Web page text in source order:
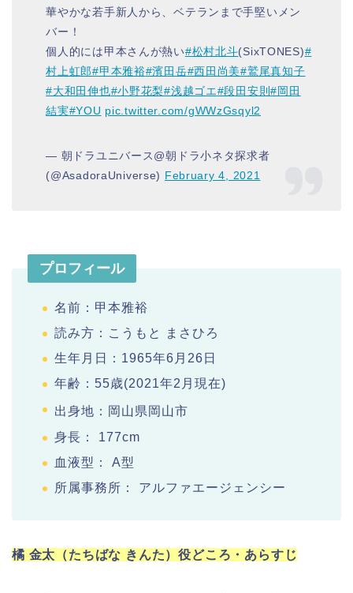
華やかな若手新人から、ベテランまで手堅いメン
バー！
個人的には甲本さんが熱い#松村北斗(SixTONES)#
村上虹郎#甲本雅裕#濱田岳#西田尚美#鷲尾真知子
#大和田伸也#小野花梨#浅越ゴエ#段田安則#岡田
結実#YOU pic.twitter.com/gWWzGsqyl2
— 朝ドラユニバース@朝ドラ小ネタ探求者
(@AsadoraUniverse) February 4, 2021
プロフィール
名前：甲本雅裕
読み方：こうもと まさひろ
生年月日：1965年6月26日
年齢：55歳(2021年2月現在)
出身地：岡山県岡山市
身長： 177cm
血液型： A型
所属事務所： アルファエージェンシー
橘 金太（たちばな きんた）役どころ・あらすじ